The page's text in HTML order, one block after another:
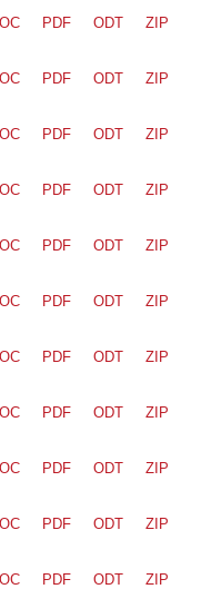
ZIP
ODT
PDF
ZIP
ODT
PDF
ZIP
ODT
PDF
ZIP
ODT
PDF
ZIP
ODT
PDF
ZIP
ODT
PDF
ZIP
ODT
PDF
ZIP
ODT
PDF
ZIP
ODT
PDF
ZIP
ODT
PDF
ZIP
ODT
PDF